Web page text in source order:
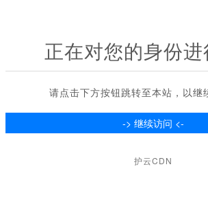
正在对您的身份进
请点击下方按钮跳转至本站，以继
护云CDN